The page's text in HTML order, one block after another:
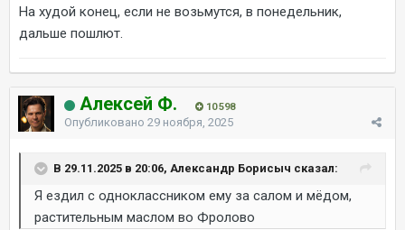
На худой конец, если не возьмутся, в понедельник,
дальше пошлют.
Алексей Ф. 10 598
Опубликовано 29 ноября, 2025
В 29.11.2025 в 20:06, Александр Борисыч сказал:
Я ездил с одноклассником ему за салом и мёдом,
растительным маслом во Фролово